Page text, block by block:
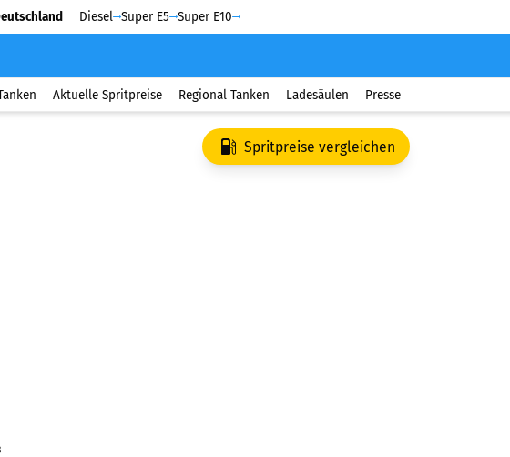
Diesel Super E5 Super E10
Aktuelle Spritpreise Regional Tanken Ladesäulen Presse
Spritpreise vergleichen